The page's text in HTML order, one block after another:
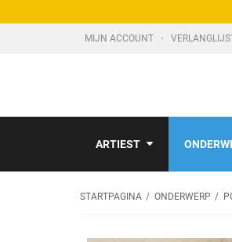
MIJN ACCOUNT
ARTIEST
STARTPAGINA ONDERWERP